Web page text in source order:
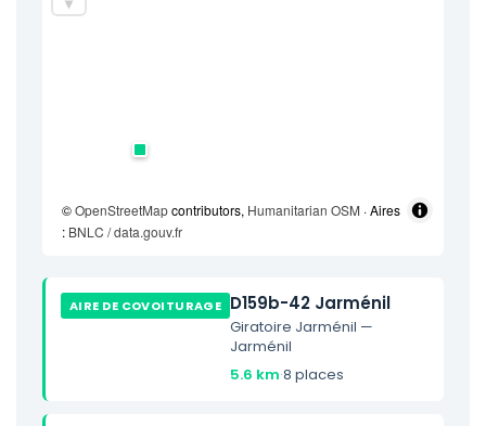
©OpenStreetMapcontributors, Humanitarian OSM · Aires
: BNLC / data.gouv.fr
AIRE DE COVOITURAGE D159b-42 Jarménil
Giratoire Jarménil —
Jarménil
5.6 km·8 places